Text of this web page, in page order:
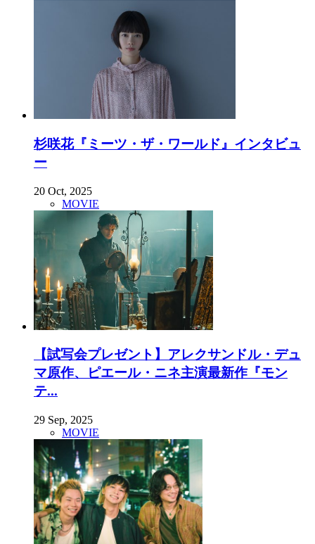
杉咲花『ミーツ・ザ・ワールド』インタビュ
ー
20 Oct, 2025
MOVIE
【試写会プレゼント】アレクサンドル・デュ
マ原作、ピエール・ニネ主演最新作『モン
テ...
29 Sep, 2025
MOVIE